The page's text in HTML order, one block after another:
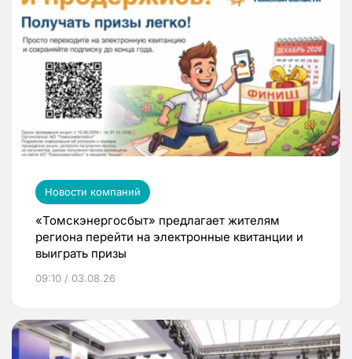
Новости компаний
«Томскэнергосбыт» предлагает жителям
региона перейти на электронные квитанции и
выиграть призы
09:10 / 03.08.26